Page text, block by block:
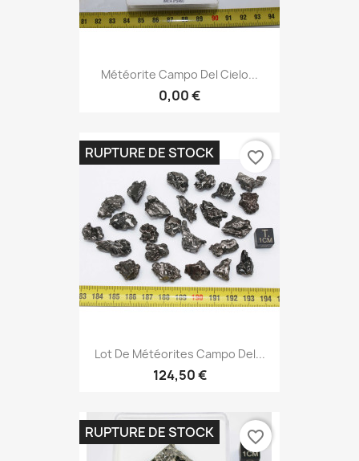
Météorite Campo Del Cielo...
0,00 €
Lot De Météorites Campo Del...
124,50 €
RUPTURE DE STOCK favorite_border
RUPTURE DE STOCK favorite_border